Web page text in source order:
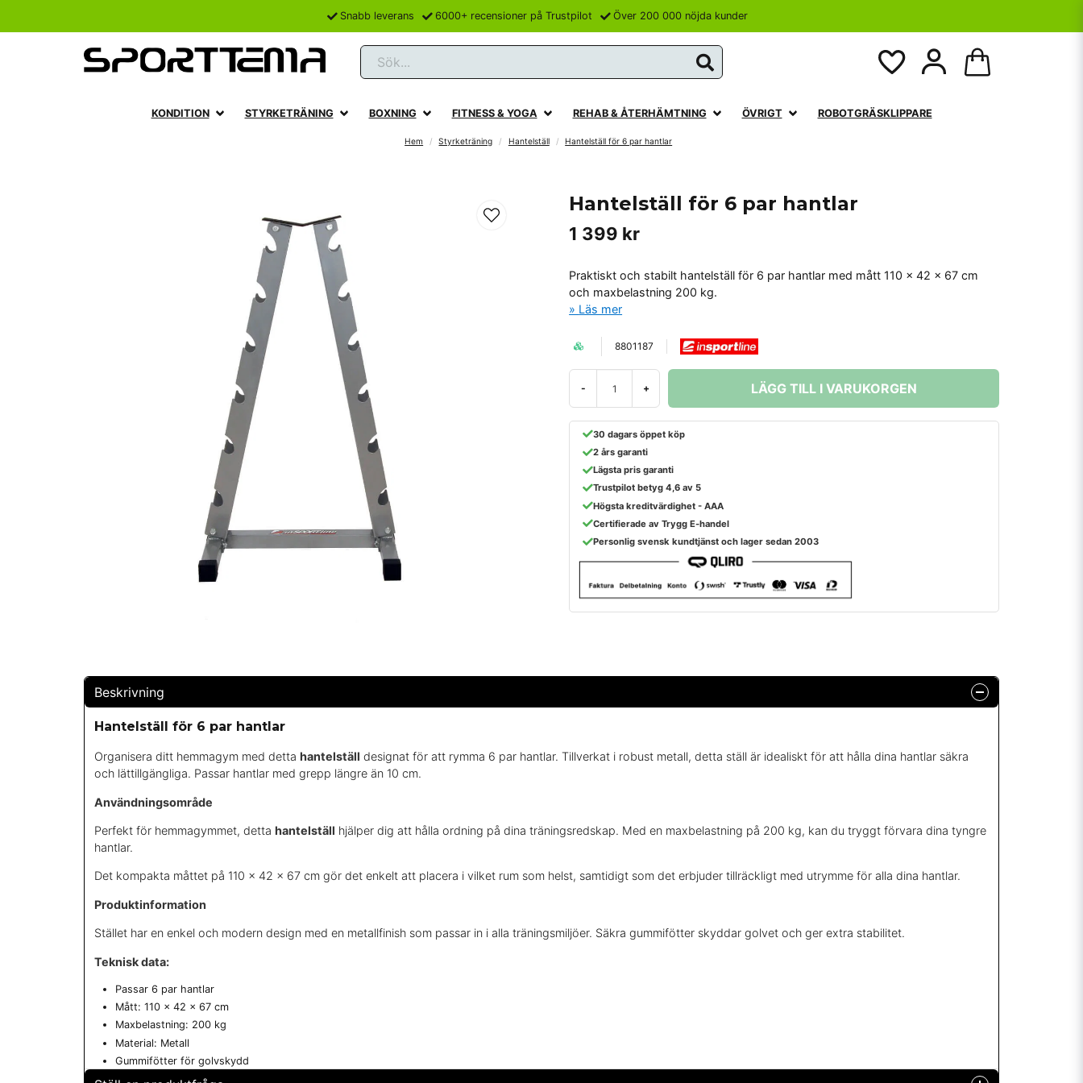
Snabb leverans 6000+ recensioner på Trustpilot Över 200 000 nöjda kunder
Sök...
KONDITION STYRKETRÄNING BOXNING FITNESS & YOGA REHAB & ÅTERHÄMTNING ÖVRIGT ROBOTGRÄSKLIPPARE
Hem Styrketräning Hantelställ Hantelställ för 6 par hantlar
Hantelställ för 6 par hantlar
1 399 kr
Praktiskt och stabilt hantelställ för 6 par hantlar med mått 110 x 42 x 67 cm
och maxbelastning 200 kg.
Läs mer
8801187
- + LÄGG TILL I VARUKORGEN
30 dagars öppet köp
2 års garanti
Lägsta pris garanti
Trustpilot betyg 4,6 av 5
Högsta kreditvärdighet - AAA
Certifierade av Trygg E-handel
Personlig svensk kundtjänst och lager sedan 2003
Beskrivning
Hantelställ för 6 par hantlar
Organisera ditt hemmagym med detta hantelställ designat för att rymma 6 par hantlar. Tillverkat i robust metall, detta ställ är idealiskt för att hålla dina hantlar säkra
och lättillgängliga. Passar hantlar med grepp längre än 10 cm.
Användningsområde
Perfekt för hemmagymmet, detta hantelställ hjälper dig att hålla ordning på dina träningsredskap. Med en maxbelastning på 200 kg, kan du tryggt förvara dina tyngre
hantlar.
Det kompakta måttet på 110 x 42 x 67 cm gör det enkelt att placera i vilket rum som helst, samtidigt som det erbjuder tillräckligt med utrymme för alla dina hantlar.
Produktinformation
Stället har en enkel och modern design med en metallfinish som passar in i alla träningsmiljöer. Säkra gummifötter skyddar golvet och ger extra stabilitet.
Teknisk data:
Passar 6 par hantlar
Mått: 110 x 42 x 67 cm
Maxbelastning: 200 kg
Material: Metall
Gummifötter för golvskydd